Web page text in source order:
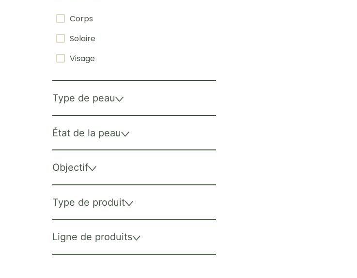
Corps
Solaire
Visage
Type de peau
État de la peau
Objectif
Type de produit
Ligne de produits